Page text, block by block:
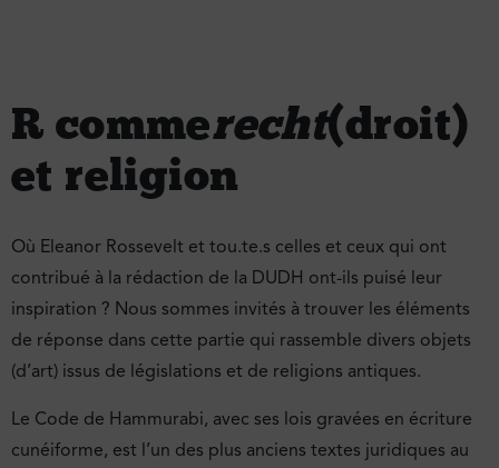
R commerecht(droit)
et religion
Où Eleanor Rossevelt et tou.te.s celles et ceux qui ont
contribué à la rédaction de la DUDH ont-ils puisé leur
inspiration ? Nous sommes invités à trouver les éléments
de réponse dans cette partie qui rassemble divers objets
(d’art) issus de législations et de religions antiques.
Le Code de Hammurabi, avec ses lois gravées en écriture
cunéiforme, est l’un des plus anciens textes juridiques au